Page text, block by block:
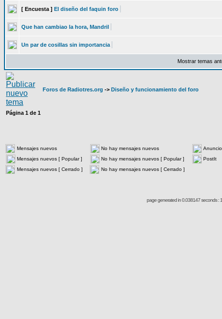
[ Encuesta ] El diseño del faquin foro
Que han cambiao la hora, Mandril
Un par de cosillas sin importancia
Mostrar temas
Foros de Radiotres.org -> Diseño y funcionamiento del foro
Página 1 de 1
Mensajes nuevos No hay mensajes nuevos
Anuncio
Mensajes nuevos [ Popular ]
No hay mensajes nuevos [ Popular ]
PostIt
Mensajes nuevos [ Cerrado ]
No hay mensajes nuevos [ Cerrado ]
page generated in 0.038147 seconds :